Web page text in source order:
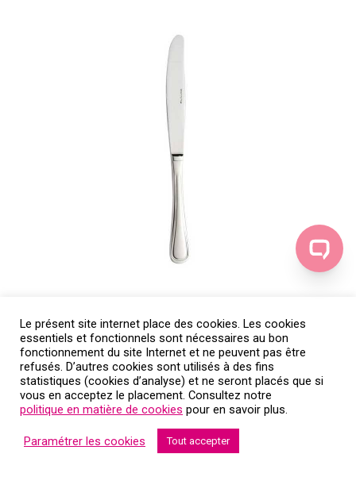
Couteau à dessert – location de couverts
Le présent site internet place des cookies. Les cookies
essentiels et fonctionnels sont nécessaires au bon
fonctionnement du site Internet et ne peuvent pas être
refusés. D’autres cookies sont utilisés à des fins
statistiques (cookies d’analyse) et ne seront placés que si
vous en acceptez le placement. Consultez notre
politique en matière de cookies pour en savoir plus.
Paramétrer les cookies Tout accepter